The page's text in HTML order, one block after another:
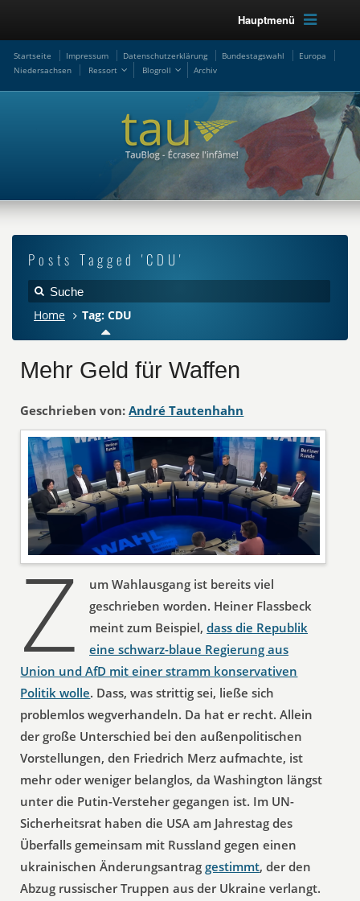
Hauptmenü
Startseite Impressum Datenschutzerklärung Bundestagswahl
Europa
Niedersachsen
Ressort Blogroll Archiv
Posts Tagged 'CDU'
Home Tag: CDU
Mehr Geld für Waffen
Geschrieben von: André Tautenhahn
Z
um Wahlausgang ist bereits viel
geschrieben worden. Heiner Flassbeck
meint zum Beispiel,dass die Republik
eine schwarz-blaue Regierung aus
Union und AfD mit einer stramm konservativen
Politik wolle. Dass, was strittig sei, ließe sich
problemlos wegverhandeln. Da hat er recht. Allein
der große Unterschied bei den außenpolitischen
Vorstellungen, den Friedrich Merz aufmachte, ist
mehr oder weniger belanglos, da Washington längst
unter die Putin-Versteher gegangen ist. Im UN-
Sicherheitsrat haben die USA am Jahrestag des
Überfalls gemeinsam mit Russland gegen einen
ukrainischen Änderungsantraggestimmt, der den
Abzug russischer Truppen aus der Ukraine verlangt.